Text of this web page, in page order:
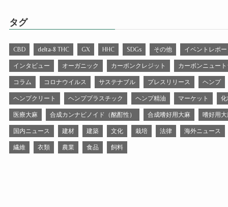
タグ
CBD delta-8 THC GX HHC SDGs その他 イベントレポ
インタビュー オーガニック カーボンクレジット カーボンニュー
コラム コロナウイルス サステナブル プレスリリース ヘンプ
ヘンプクリート ヘンププラスチック ヘンプ精油 マーケット
医療大麻 合成カンナビノイド（酩酊性） 合成嗜好用大麻 嗜好用
国内ニュース 建材 建築 文化 栽培 法律 海外ニュース
繊維 衣類 農業 食品 飼料